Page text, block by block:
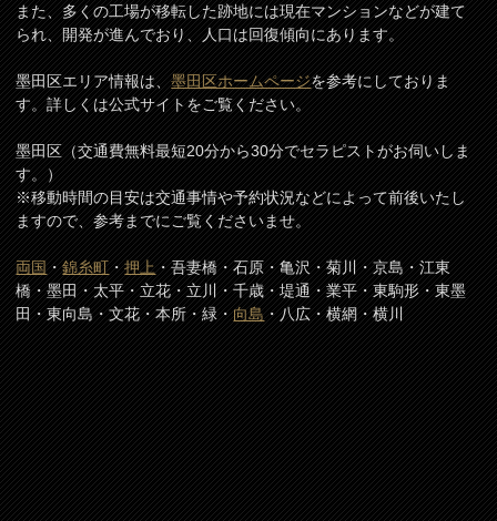
また、多くの工場が移転した跡地には現在マンションなどが建て
られ、開発が進んでおり、人口は回復傾向にあります。
墨田区エリア情報は、墨田区ホームページを参考にしておりま
す。詳しくは公式サイトをご覧ください。
墨田区（交通費無料最短20分から30分でセラピストがお伺いしま
す。）
※移動時間の目安は交通事情や予約状況などによって前後いたし
ますので、参考までにご覧くださいませ。
両国・錦糸町・押上・吾妻橋・石原・亀沢・菊川・京島・江東
橋・墨田・太平・立花・立川・千歳・堤通・業平・東駒形・東墨
田・東向島・文花・本所・緑・向島・八広・横網・横川